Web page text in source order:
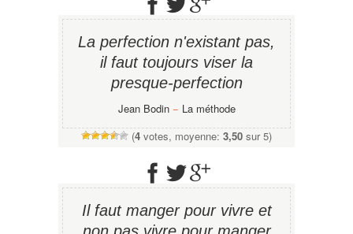
La perfection n'existant pas,
il faut toujours viser la
presque-perfection
Jean Bodin− La méthode
(4 votes, moyenne: 3,50 sur 5)
Il faut manger pour vivre et